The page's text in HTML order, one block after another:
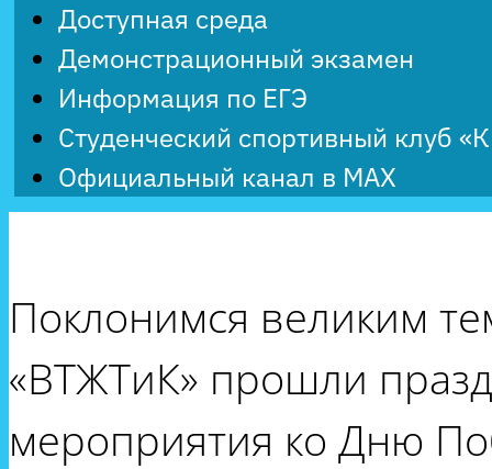
Доступная среда
Демонстрационный экзамен
Информация по ЕГЭ
Студенческий спортивный клуб
Официальный канал в MAX
Поклонимся великим
«ВТЖТиК» прошли
мероприятия ко Дню